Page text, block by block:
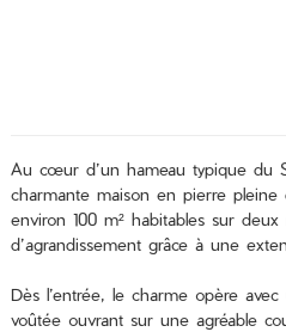
Au cœur d’un hameau typique du
charmante maison en pierre pleine
environ 100 m² habitables sur
d’agrandissement grâce à une
Dès l’entrée, le charme opère
voûtée ouvrant sur une agréable